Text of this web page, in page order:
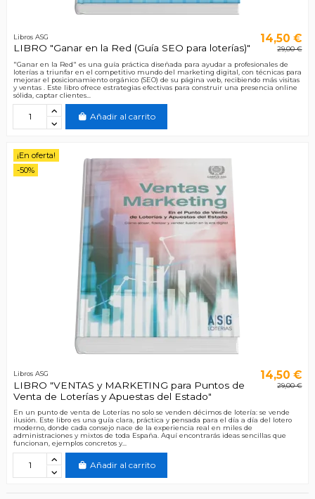
Libros ASG
LIBRO "Ganar en la Red (Guía SEO para loterías)"
14,50 €
29,00 €
"Ganar en la Red" es una guía práctica diseñada para ayudar a profesionales de
loterías a triunfar en el competitivo mundo del marketing digital, con técnicas para
mejorar el posicionamiento orgánico (SEO) de su página web, recibiendo más visitas
y ventas . Este libro ofrece estrategias efectivas para construir una presencia online
sólida, captar clientes...
Añadir al carrito
¡En oferta!
-50%
Libros ASG
LIBRO "VENTAS y MARKETING para Puntos de
Venta de Loterías y Apuestas del Estado"
14,50 €
29,00 €
En un punto de venta de Loterías no solo se venden décimos de lotería: se vende
ilusión. Este libro es una guía clara, práctica y pensada para el día a día del lotero
moderno, donde cada consejo nace de la experiencia real en miles de
administraciones y mixtos de toda España. Aquí encontrarás ideas sencillas que
funcionan, ejemplos concretos y...
Añadir al carrito